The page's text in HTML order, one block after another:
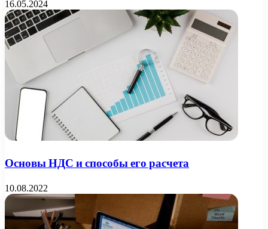
16.05.2024
Основы НДС и способы его расчета
10.08.2022